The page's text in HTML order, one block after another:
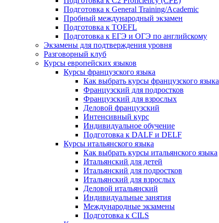
Подготовка к General Training/Academic
Пробный международный экзамен
Подготовка к TOEFL
Подготовка к ЕГЭ и ОГЭ по английскому
Экзамены для подтверждения уровня
Разговорный клуб
Курсы европейских языков
Курсы французского языка
Как выбрать курсы французского языка
Французский для подростков
Французский для взрослых
Деловой французский
Интенсивный курс
Индивидуальное обучение
Подготовка к DALF и DELF
Курсы итальянского языка
Как выбрать курсы итальянского языка
Итальянский для детей
Итальянский для подростков
Итальянский для взрослых
Деловой итальянский
Индивидуальные занятия
Международные экзамены
Подготовка к CILS